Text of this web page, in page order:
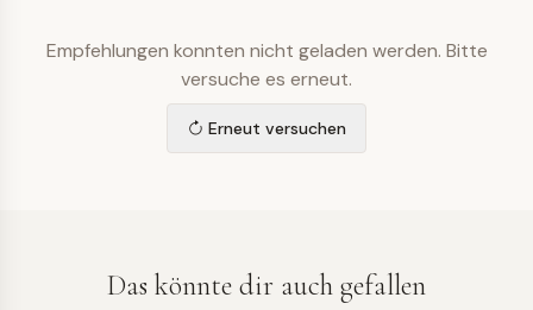
Empfehlungen konnten nicht geladen werden. Bitte
versuche es erneut.
Erneut versuchen
Das könnte dir auch gefallen